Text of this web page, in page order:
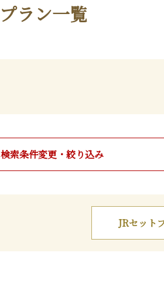
プラン一覧
検索条件変更・絞り込み
JRセット